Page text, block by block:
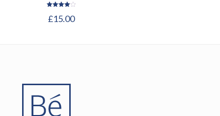
4.00
out of 5
£15.00